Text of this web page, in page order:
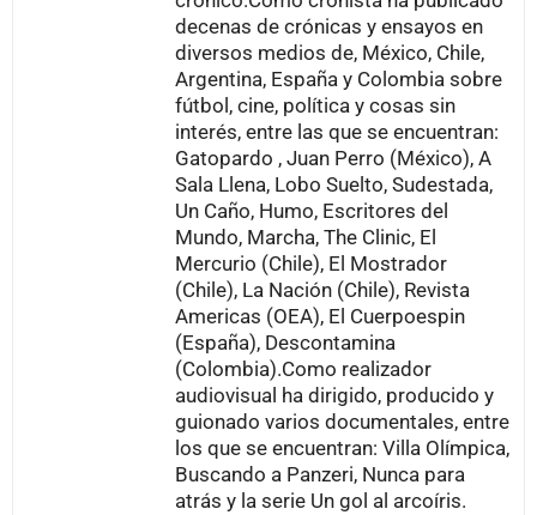
decenas de crónicas y ensayos en
diversos medios de, México, Chile,
Argentina, España y Colombia sobre
fútbol, cine, política y cosas sin
interés, entre las que se encuentran:
Gatopardo , Juan Perro (México), A
Sala Llena, Lobo Suelto, Sudestada,
Un Caño, Humo, Escritores del
Mundo, Marcha, The Clinic, El
Mercurio (Chile), El Mostrador
(Chile), La Nación (Chile), Revista
Americas (OEA), El Cuerpoespin
(España), Descontamina
(Colombia).Como realizador
audiovisual ha dirigido, producido y
guionado varios documentales, entre
los que se encuentran: Villa Olímpica,
Buscando a Panzeri, Nunca para
atrás y la serie Un gol al arcoíris.